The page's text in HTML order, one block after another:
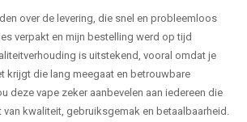
over de levering, die snel en probleemloos
verpakt en mijn bestelling werd op tijd
is uitstekend, vooral omdat je
krijgt die lang meegaat en betrouwbare
deze vape zeker aanbevelen aan iedereen die
kwaliteit, gebruiksgemak en betaalbaarheid.